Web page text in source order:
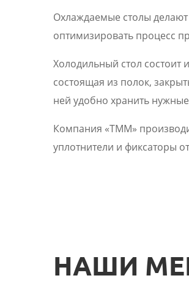
Охлаждаемые столы
оптимизировать процесс
Холодильный стол состоит
состоящая из полок,
ней удобно хранить
Компания «ТММ»
уплотнители и фиксаторы
НАШИ